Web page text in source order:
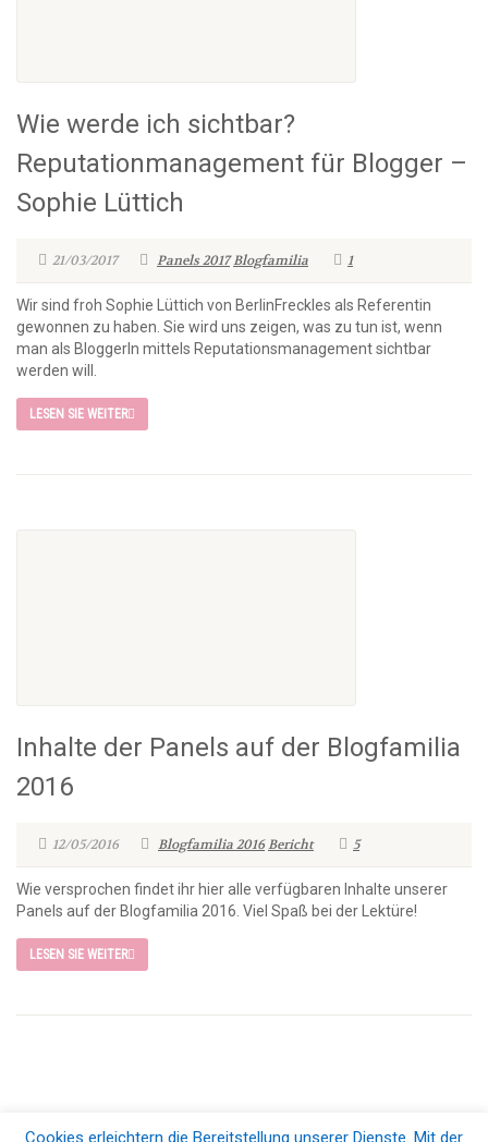
Wie werde ich sichtbar?
Reputationmanagement für Blogger –
Sophie Lüttich
21/03/2017 Panels 2017Blogfamilia 1
Wir sind froh Sophie Lüttich von BerlinFreckles als Referentin
gewonnen zu haben. Sie wird uns zeigen, was zu tun ist, wenn
man als BloggerIn mittels Reputationsmanagement sichtbar
werden will.
LESEN SIE WEITER
Inhalte der Panels auf der Blogfamilia
2016
12/05/2016 Blogfamilia 2016Bericht 5
Wie versprochen findet ihr hier alle verfügbaren Inhalte unserer
Panels auf der Blogfamilia 2016. Viel Spaß bei der Lektüre!
LESEN SIE WEITER
Cookies erleichtern die Bereitstellung unserer Dienste. Mit der